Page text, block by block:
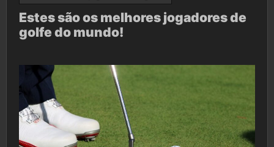
Estes são os melhores jogadores de
golfe do mundo!